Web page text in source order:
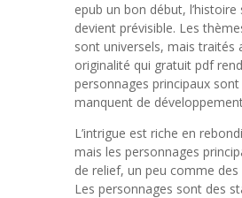
epub un bon début,
devient prévisible. Les
sont universels, mais traités
originalité qui gratuit pdf
personnages principaux
manquent de
L’intrigue est riche en
mais les personnages
de relief, un peu comme
Les personnages sont des